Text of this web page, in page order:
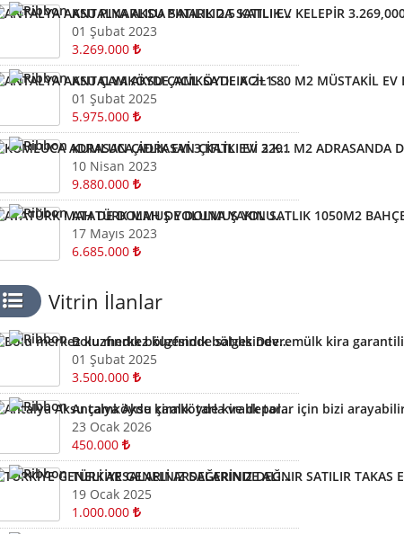
ANTALYA AKSU PINARLIDA SATILIK 2.5 KATLI EV KELEPİR 3.269,000 BİN TLDEN MÜSTAKİL
01 Şubat 2023
3.269.000
ANTALYA AKSU ÇAMKÖYDE ACİL SATILIK 2+1 80 M2 MÜSTAKİL EV BAHÇELİ 520 M2 BAHÇELİ
01 Şubat 2025
5.975.000
KUMLUCA ADRASAN ÇİFLİK EVİ 3 KATLI EV 2291 M2 ADRASANDA DENİZMANZARALI OLİMPOS
10 Nisan 2023
9.880.000
ATATÜRK MAH DE DOLMUŞ YOLUNA YAKIN SATLIK 1050M2 BAHÇELİ EV
17 Mayıs 2023
6.685.000
Vitrin İlanlar
Bolu merkez kuzfındık bölgesinde satılık Devremülk kira garantili
01 Şubat 2025
3.500.000
Antalya Aksu çamköyde kiralık tarla ve depolar için bizi arayabilirsiniz
23 Ocak 2026
450.000
TÜRKİYE GENELİ ARSALARINIZ DEĞERİNDE ALINIR SATILIR TAKAS EDİLİR ARAYIN YARDIMCI OLALIM
19 Ocak 2025
1.000.000